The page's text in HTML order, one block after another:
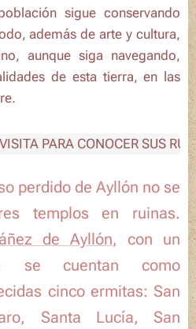
sigue conservando
además de arte y cultura,
aunque siga navegando,
de esta tierra, en las
PARA CONOCER SUS
perdido de Ayllón no se
templos en ruinas.
de Ayllón, con un
se cuentan como
cinco ermitas: San
Santa Lucía, San